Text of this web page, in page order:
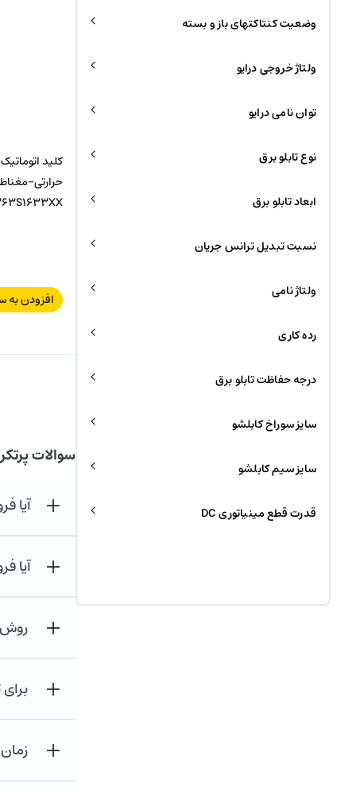
افزودن به
سوالات
آیا
آیا
روش
وضعیت کنتاکتهای باز و بسته
ولتاژ خروجی درایو
توان نامی درایو
نوع تابلو برق
ابعاد تابلو برق
نسبت تبدیل ترانس جریان
ولتاژ نامی
رده کاری
درجه حفاظت تابلو برق
سایز سوراخ کابلشو
سایز سیم کابلشو
قدرت قطع مینیاتوری DC